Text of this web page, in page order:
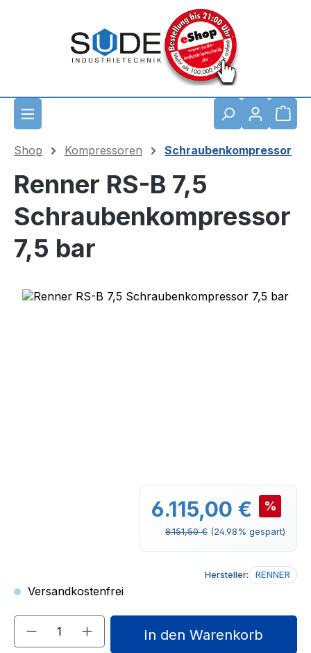
Shop Kompressoren Schraubenkompressor
Renner RS-B 7,5
Schraubenkompressor
7,5 bar
Bildergalerie überspringen
Verkaufspreis:
6.115,00 € %
Regulärer Preis:
8.151,50 € (24.98% gespart)
Hersteller: RENNER
Versandkostenfrei
Produkt Anzahl: Gib den
In den Warenkorb